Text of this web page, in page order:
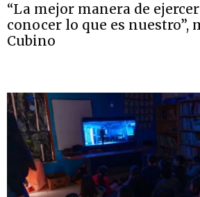
“La mejor manera de
conocer lo que es nuestro”,
Cubino